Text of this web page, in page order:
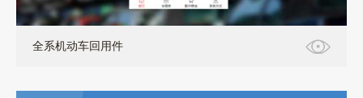
全系机动车回用件